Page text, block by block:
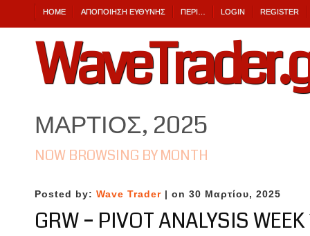
HOME ΑΠΟΠΟΊΗΣΗ ΕΎΘΥΝΗΣ ΠΕΡΙ… LOGIN REGISTER
ΜΆΡΤΙΟΣ, 2025
NOW BROWSING BY MONTH
Posted by: Wave Trader | on 30 Μαρτίου, 2025
GRW – PIVOT ANALYSIS